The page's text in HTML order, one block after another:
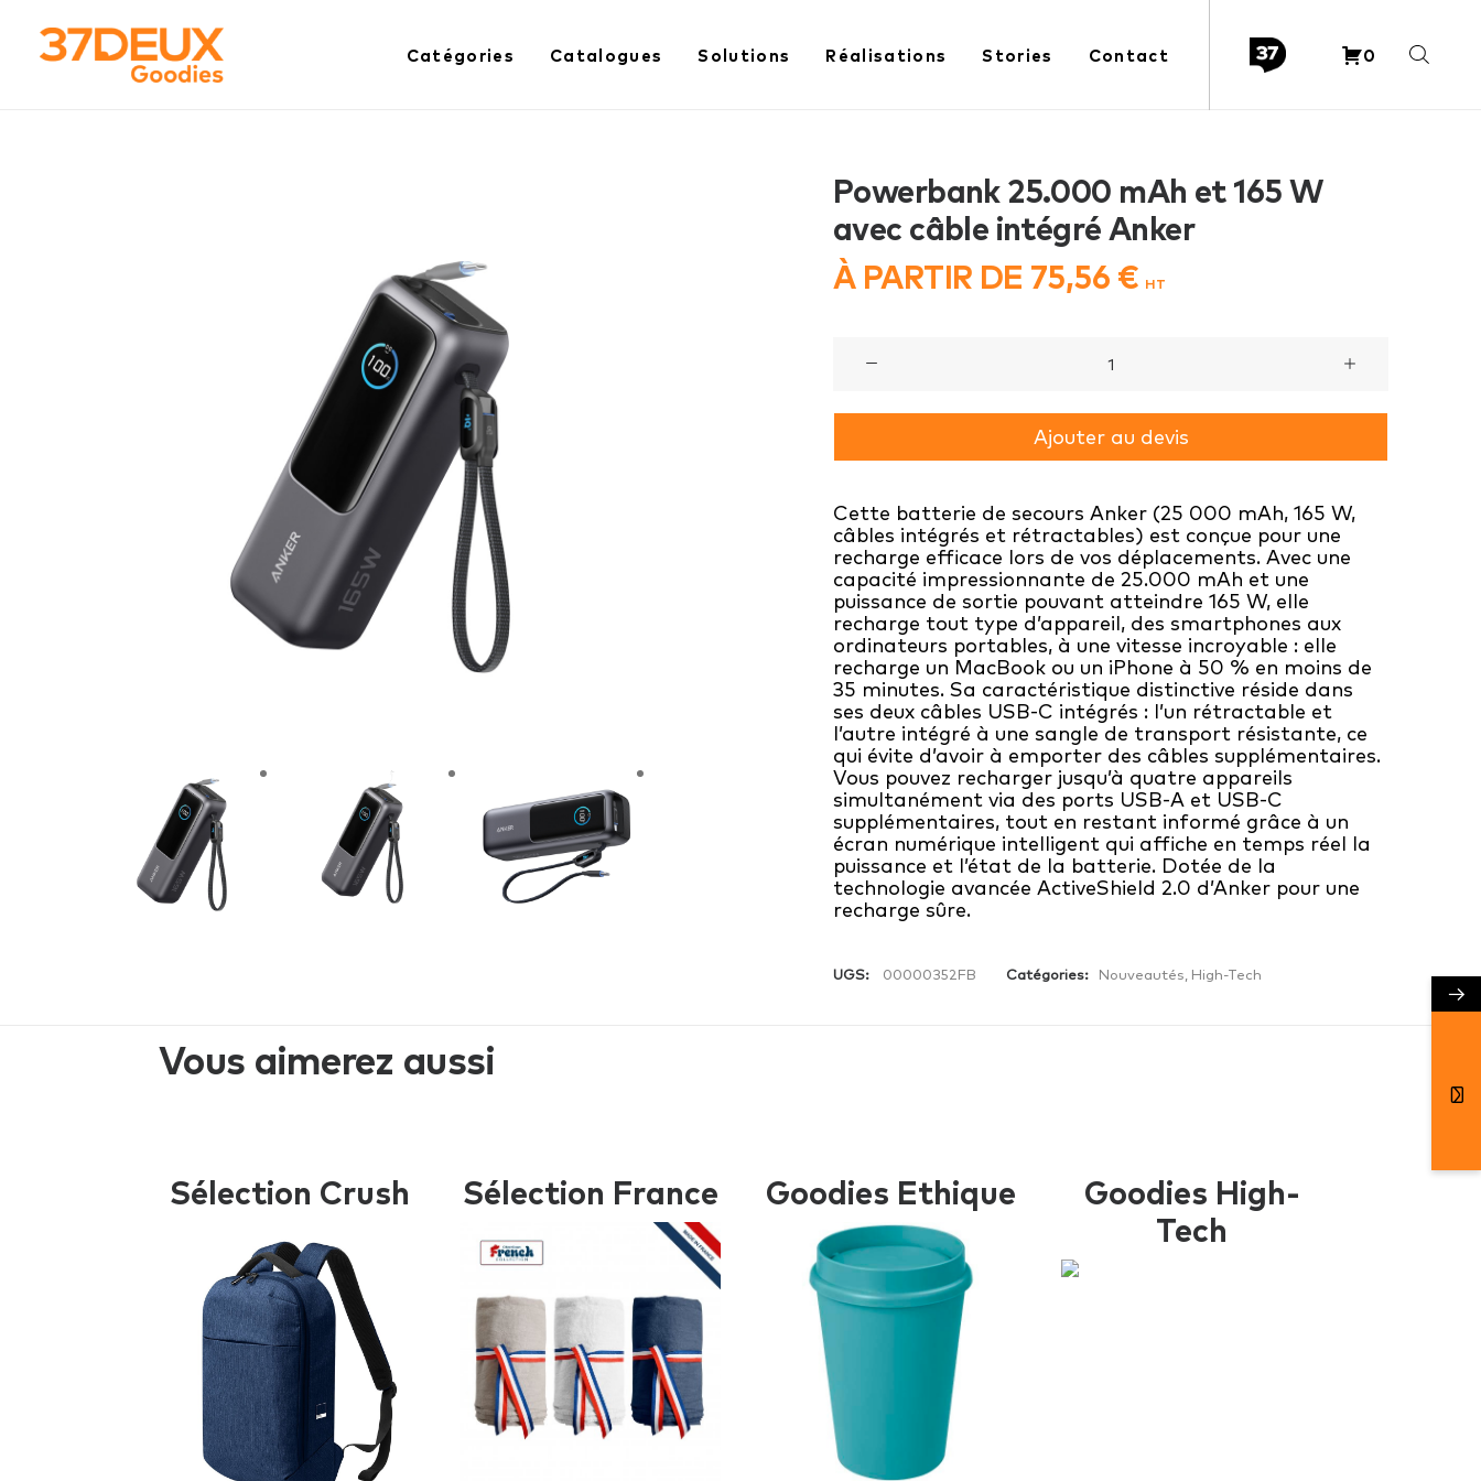
Catégories Catalogues Solutions Réalisations Stories Contact 0
Powerbank 25.000 mAh et 165 W
avec câble intégré Anker
À PARTIR DE 75,56 € HT
Powerbank
25.000
et
165
W
avec
câble
intégré
Anker
Ajouter au devis
Cette batterie de secours Anker (25 000 mAh, 165 W,
câbles intégrés et rétractables) est conçue pour une
recharge efficace lors de vos déplacements. Avec une
capacité impressionnante de 25.000 mAh et une
puissance de sortie pouvant atteindre 165 W, elle
recharge tout type d’appareil, des smartphones aux
ordinateurs portables, à une vitesse incroyable : elle
recharge un MacBook ou un iPhone à 50 % en moins de
35 minutes. Sa caractéristique distinctive réside dans
ses deux câbles USB-C intégrés : l’un rétractable et
l’autre intégré à une sangle de transport résistante, ce
qui évite d’avoir à emporter des câbles supplémentaires.
Vous pouvez recharger jusqu’à quatre appareils
simultanément via des ports USB-A et USB-C
supplémentaires, tout en restant informé grâce à un
écran numérique intelligent qui affiche en temps réel la
puissance et l’état de la batterie. Dotée de la
technologie avancée ActiveShield 2.0 d’Anker pour une
recharge sûre.
UGS: 00000352FB Catégories: Nouveautés High-Tech
Vous aimerez aussi
Sélection Crush Sélection France Goodies Ethique
Goodies High-
Tech
→